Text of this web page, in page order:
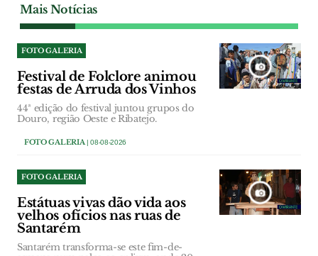
Mais Notícias
FOTO GALERIA
Festival de Folclore animou
festas de Arruda dos Vinhos
44ª edição do festival juntou grupos do
Douro, região Oeste e Ribatejo.
FOTO GALERIA | 08-08-2026
FOTO GALERIA
Estátuas vivas dão vida aos
velhos ofícios nas ruas de
Santarém
Santarém transforma-se este fim-de-